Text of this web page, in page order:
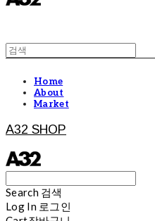
Home
About
Market
A32 SHOP
Search 검색
Log In 로그인